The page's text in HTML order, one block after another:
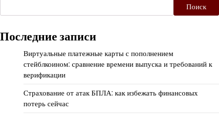
Поиск
Последние записи
Виртуальные платежные карты с пополнением
стейблкоином: сравнение времени выпуска и требований к
верификации
Страхование от атак БПЛА: как избежать финансовых
потерь сейчас